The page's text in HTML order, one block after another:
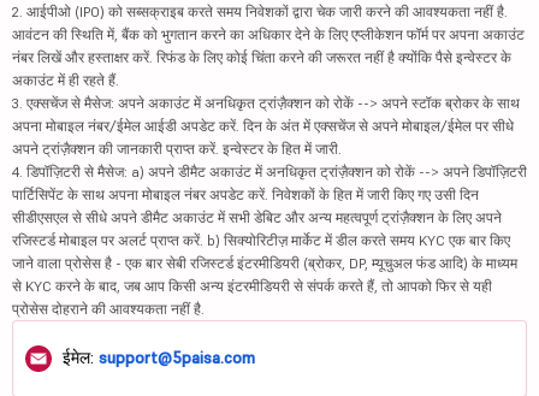
2. आईपीओ (IPO) को सब्सक्राइब करते समय निवेशकों द्वारा चेक जारी करने की आवश्यकता नहीं है.
आवंटन की स्थिति में, बैंक को भुगतान करने का अधिकार देने के लिए एप्लीकेशन फॉर्म पर अपना अकाउंट
नंबर लिखें और हस्ताक्षर करें. रिफंड के लिए कोई चिंता करने की जरूरत नहीं है क्योंकि पैसे इन्वेस्टर के
अकाउंट में ही रहते हैं.
3. एक्सचेंज से मैसेज: अपने अकाउंट में अनधिकृत ट्रांज़ैक्शन को रोकें --> अपने स्टॉक ब्रोकर के साथ
अपना मोबाइल नंबर/ईमेल आईडी अपडेट करें. दिन के अंत में एक्सचेंज से अपने मोबाइल/ईमेल पर सीधे
अपने ट्रांज़ैक्शन की जानकारी प्राप्त करें. इन्वेस्टर के हित में जारी.
4. डिपॉज़िटरी से मैसेज: a) अपने डीमैट अकाउंट में अनधिकृत ट्रांज़ैक्शन को रोकें --> अपने डिपॉज़िटरी
पार्टिसिपेंट के साथ अपना मोबाइल नंबर अपडेट करें. निवेशकों के हित में जारी किए गए उसी दिन
सीडीएसएल से सीधे अपने डीमैट अकाउंट में सभी डेबिट और अन्य महत्वपूर्ण ट्रांज़ैक्शन के लिए अपने
रजिस्टर्ड मोबाइल पर अलर्ट प्राप्त करें. b) सिक्योरिटीज़ मार्केट में डील करते समय KYC एक बार किए
जाने वाला प्रोसेस है - एक बार सेबी रजिस्टर्ड इंटरमीडियरी (ब्रोकर, DP, म्यूचुअल फंड आदि) के माध्यम
से KYC करने के बाद, जब आप किसी अन्य इंटरमीडियरी से संपर्क करते हैं, तो आपको फिर से यही
प्रोसेस दोहराने की आवश्यकता नहीं है.
ईमेल: support@5paisa.com